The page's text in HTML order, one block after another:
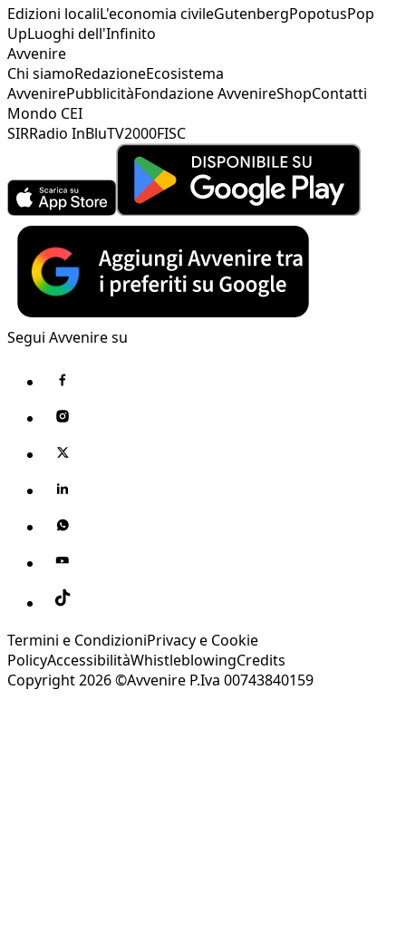
Edizioni localiL'economia civileGutenbergPopotusPop
UpLuoghi dell'Infinito
Avvenire
Chi siamoRedazioneEcosistema
AvvenirePubblicitàFondazione AvvenireShopContatti
Mondo CEI
SIRRadio InBluTV2000FISC
Segui Avvenire su
Termini e CondizioniPrivacy e Cookie
PolicyAccessibilitàWhistleblowingCredits
Copyright 2026 ©Avvenire P.Iva 00743840159